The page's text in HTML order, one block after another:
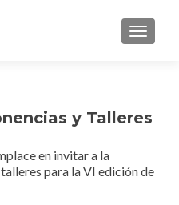
y Talleres
en invitar a la
para la VI edición de